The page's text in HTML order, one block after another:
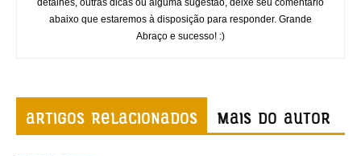
detalhes, outras dicas ou alguma sugestão, deixe seu comentário
abaixo que estaremos à disposição para responder. Grande
Abraço e sucesso! :)
ARTIGOS RELACIONADOS Mais do autor